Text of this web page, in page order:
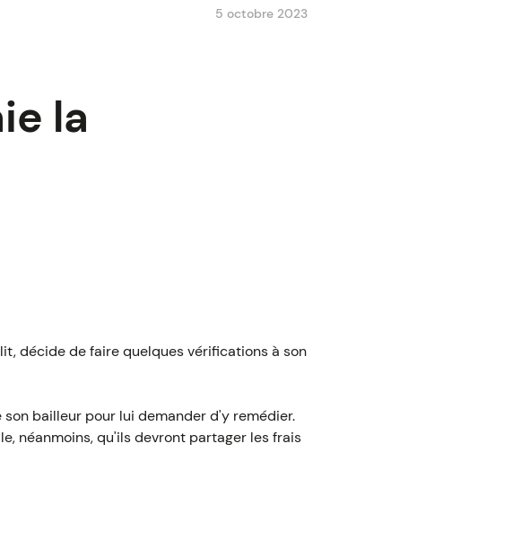
5 octobre 2023
la
décide de faire quelques vérifications à son
bailleur pour lui demander d'y remédier.
néanmoins, qu'ils devront partager les frais